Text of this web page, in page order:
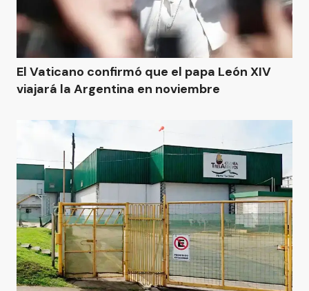
El Vaticano confirmó que el papa León XIV
viajará la Argentina en noviembre